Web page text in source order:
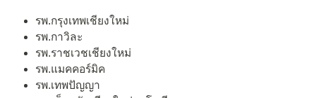
รพ.กรุงเทพเชียงใหม่
รพ.กาวิละ
รพ.ราชเวชเชียงใหม่
รพ.แมคคอร์มิค
รพ.เทพปัญญา